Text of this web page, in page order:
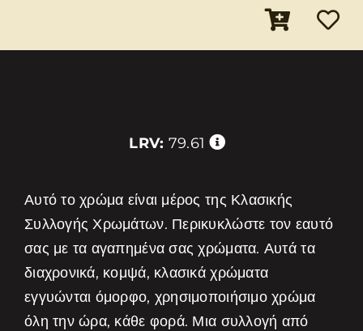
LRV: 79.61
Αυτό το χρώμα είναι μέρος της Κλασικής
Συλλογής Χρωμάτων. Περικυκλώστε τον εαυτό
σας με τα αγαπημένα σας χρώματα. Αυτά τα
διαχρονικά, κομψά, κλασικά χρώματα
εγγυώνται όμορφο, χρησιμοποιήσιμο χρώμα
όλη την ώρα, κάθε φορά. Μια συλλογή από